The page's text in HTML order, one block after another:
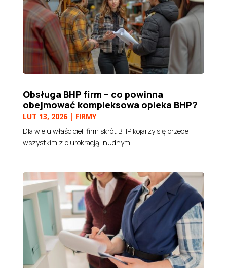
Obsługa BHP firm – co powinna
obejmować kompleksowa opieka BHP?
LUT 13, 2026| FIRMY
Dla wielu właścicieli firm skrót BHP kojarzy się przede
wszystkim z biurokracją, nudnymi...